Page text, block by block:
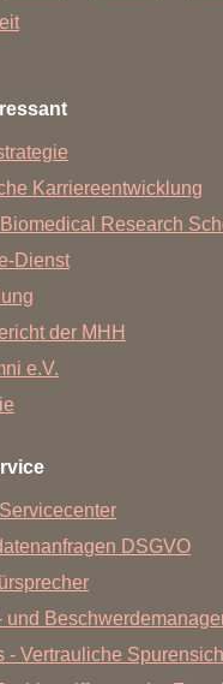
Karriereentwicklung
Research
Dienst
der MHH
e.V.
DSGVO
und
- Vertrauliche